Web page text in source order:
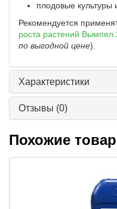
плодовые культуры
Рекомендуется
роста растений Вымпел
по выгодной цене).
Характеристики
Отзывы (0)
Похожие